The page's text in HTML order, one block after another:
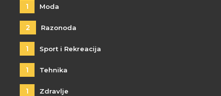
1 Moda
2 Razonoda
1 Sport i Rekreacija
1 Tehnika
1 Zdravlje